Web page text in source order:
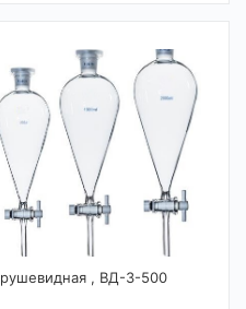
, ВД-3-500